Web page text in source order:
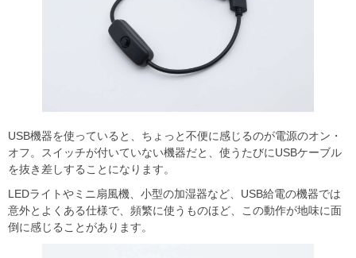
USB機器を使っていると、ちょっと不便に感じるのが電源のオン・
オフ。スイッチが付いていない機器だと、使うたびにUSBケーブル
を抜き差しすることになります。
LEDライトやミニ扇風機、小型の加湿器など、USB給電の機器では
意外とよくある仕様で、頻繁に使うものほど、この動作が地味に面
倒に感じることがあります。